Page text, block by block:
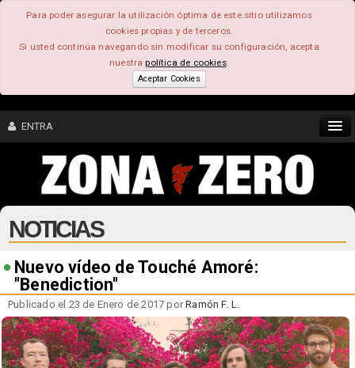
Para poder asegurar la utilización óptima de este sitio utilizamos
cookies propias y de terceros.
Si usted continúa navegando sin modificar su configuración, acepta
nuestrapolítica de cookies.
Aceptar Cookies
ENTRA
CONTENIDO
COMUNIDAD
FEEEDBACK
FOROS
NOTICIAS
Nuevo vídeo de Touché Amoré:
"Benediction"
Publicado el 23 de Enero de 2017 porRamón F. L.